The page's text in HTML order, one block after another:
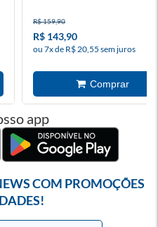
R$ 159,90
R$ 143,90
ou 7x de R$ 20,55 sem juros
app
COM PROMOÇÕES